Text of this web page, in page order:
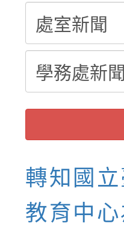
結果(第
轉知國
教育中